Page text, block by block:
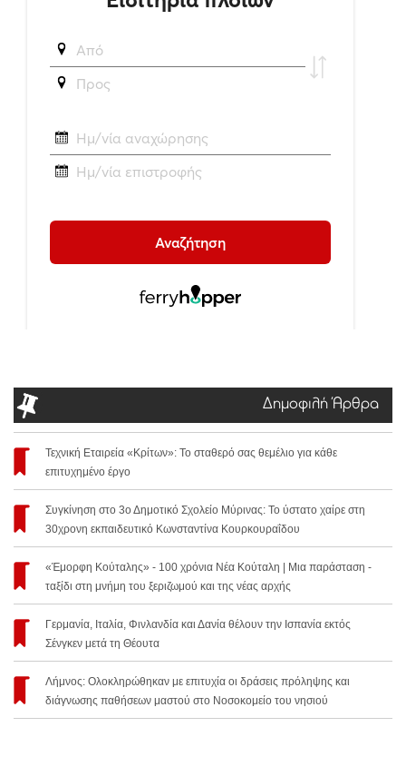
Δημοφιλή Άρθρα
Τεχνική Εταιρεία «Κρίτων»: Το σταθερό σας θεμέλιο για κάθε
επιτυχημένο έργο
Συγκίνηση στο 3ο Δημοτικό Σχολείο Μύρινας: Το ύστατο χαίρε στη
30χρονη εκπαιδευτικό Κωνσταντίνα Κουρκουραΐδου
«Έμορφη Κούταλης» - 100 χρόνια Νέα Κούταλη | Μια παράσταση -
ταξίδι στη μνήμη του ξεριζωμού και της νέας αρχής
Γερμανία, Ιταλία, Φινλανδία και Δανία θέλουν την Ισπανία εκτός
Σένγκεν μετά τη Θέουτα
Λήμνος: Ολοκληρώθηκαν με επιτυχία οι δράσεις πρόληψης και
διάγνωσης παθήσεων μαστού στο Νοσοκομείο του νησιού